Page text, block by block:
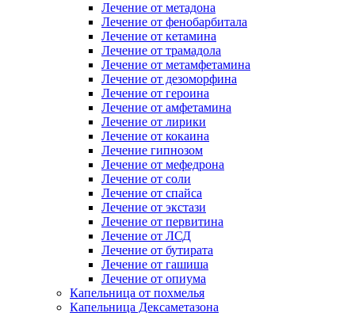
Лечение от метадона
Лечение от фенобарбитала
Лечение от кетамина
Лечение от трамадола
Лечение от метамфетамина
Лечение от дезоморфина
Лечение от героина
Лечение от амфетамина
Лечение от лирики
Лечение от кокаина
Лечение гипнозом
Лечение от мефедрона
Лечение от соли
Лечение от спайса
Лечение от экстази
Лечение от первитина
Лечение от ЛСД
Лечение от бутирата
Лечение от гашиша
Лечение от опиума
Капельница от похмелья
Капельница Дексаметазона